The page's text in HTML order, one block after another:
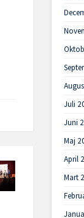
Juli
Juni
Maj
April
Mart